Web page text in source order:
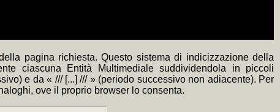
pagina richiesta. Questo sistema di indicizzazione della
ciascuna Entità Multimediale suddividendola in piccoli
e da « /// [...] /// » (periodo successivo non adiacente). Per
ove il proprio browser lo consenta.